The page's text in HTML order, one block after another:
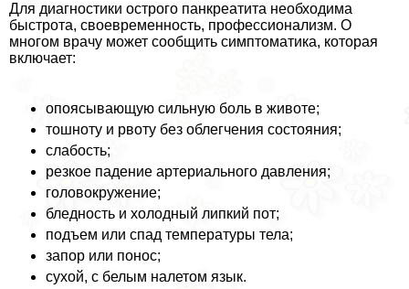
Для диагностики острого панкреатита необходима
быстрота, своевременность, профессионализм. О
многом врачу может сообщить симптоматика, которая
включает:
опоясывающую сильную боль в животе;
тошноту и рвоту без облегчения состояния;
слабость;
резкое падение артериального давления;
головокружение;
бледность и холодный липкий пот;
подъем или спад температуры тела;
запор или понос;
сухой, с белым налетом язык.